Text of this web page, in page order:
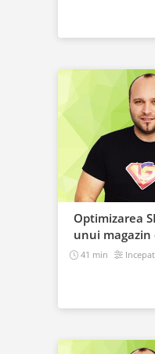
Optimizarea
unui magazin
41 min